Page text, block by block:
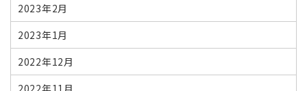
2023年2月
2023年1月
2022年12月
2022年11月